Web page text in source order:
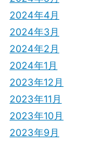
2024年4月
2024年3月
2024年2月
2024年1月
2023年12月
2023年11月
2023年10月
2023年9月